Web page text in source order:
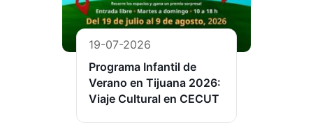
19-07-2026
Programa Infantil de
Verano en Tijuana 2026:
Viaje Cultural en CECUT